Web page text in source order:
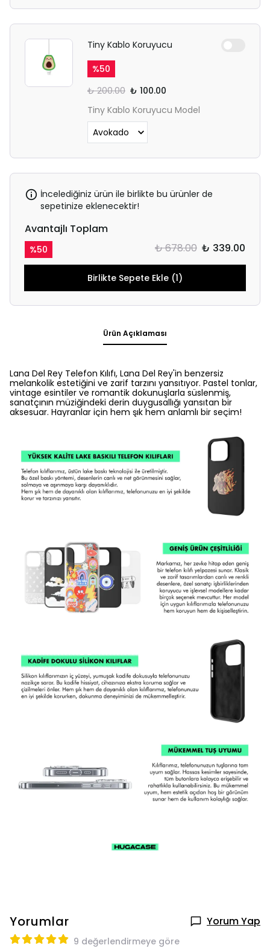
Tiny Kablo Koruyucu
%50
₺ 200.00 ₺ 100.00
Tiny Kablo Koruyucu Model
İncelediğiniz ürün ile birlikte bu ürünler de
sepetinize eklenecektir!
Avantajlı Toplam
%50 ₺ 678.00 ₺ 339.00
Birlikte Sepete Ekle (1)
Ürün Açıklaması
Lana Del Rey Telefon Kılıfı, Lana Del Rey'in benzersiz
melankolik estetiğini ve zarif tarzını yansıtıyor. Pastel tonlar,
vintage esintiler ve romantik dokunuşlarla süslenmiş,
sanatçının müziğindeki derin duygusallığı yansıtan bir
aksesuar. Hayranlar için hem şık hem anlamlı bir seçim!
Yorumlar Yorum Yap
9 değerlendirmeye göre